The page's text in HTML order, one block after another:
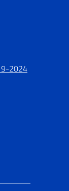
2024